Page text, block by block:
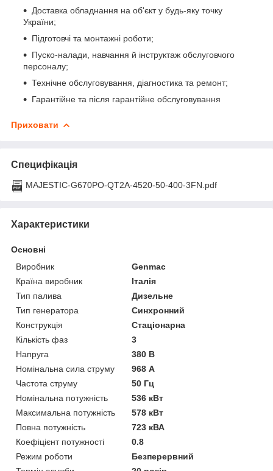
Доставка обладнання на об'єкт у будь-яку точку
України;
Підготовчі та монтажні роботи;
Пуско-налади, навчання й інструктаж обслуговчого
персоналу;
Технічне обслуговування, діагностика та ремонт;
Гарантійне та після гарантійне обслуговування
Приховати
Специфікація
MAJESTIC-G670PO-QT2A-4520-50-400-3FN.pdf
Характеристики
Основні
Виробник
Genmac
Країна виробник
Італія
Тип палива
Дизельне
Тип генератора
Синхронний
Конструкція
Стаціонарна
Кількість фаз
3
Напруга
380 В
Номінальна сила струму
968 А
Частота струму
50 Гц
Номінальна потужність
536 кВт
Максимальна потужність
578 кВт
Повна потужність
723 кВА
Коефіцієнт потужності
0.8
Режим роботи
Безперервний